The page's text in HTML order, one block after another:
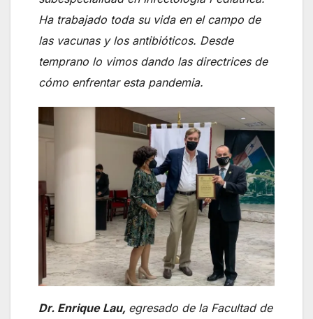
Ha trabajado toda su vida en el campo de
las vacunas y los antibióticos. Desde
temprano lo vimos dando las directrices de
cómo enfrentar esta pandemia.
Dr. Enrique Lau, egresado de la Facultad de